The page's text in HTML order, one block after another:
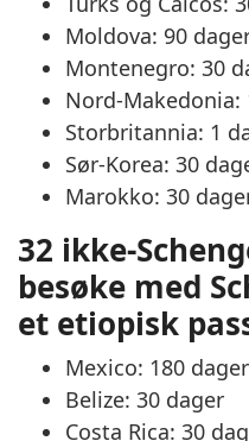
Moldova: 90
Montenegro: 30
Nord-Makedonia:
Storbritannia: 1
Sør-Korea: 30
Marokko: 30
32 ikke-
besøke med
et etiopisk
Mexico: 180 dager
Belize: 30 dager
Costa Rica: 30